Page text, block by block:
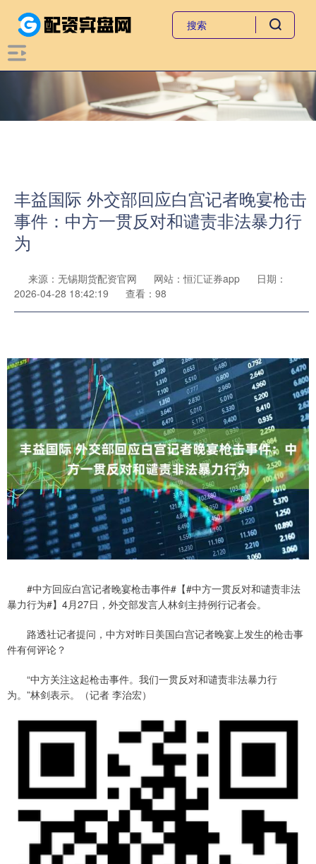
丰益国际 外交部回应白宫记者晚宴枪击
事件：中方一贯反对和谴责非法暴力行
为
来源：无锡期货配资官网 网站：恒汇证券app
日期：
2026-04-28 18:42:19
查看：98
#中方回应白宫记者晚宴枪击事件#【#中方一贯反对和谴责非法
暴力行为#】4月27日，外交部发言人林剑主持例行记者会。
路透社记者提问，中方对昨日美国白宫记者晚宴上发生的枪击事
件有何评论？
“中方关注这起枪击事件。我们一贯反对和谴责非法暴力行
为。”林剑表示。（记者 李治宏）